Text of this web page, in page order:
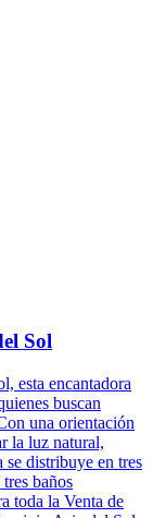
Sol
esta encantadora
buscan
una orientación
la luz natural,
se distribuye en tres
baños
toda la Venta de